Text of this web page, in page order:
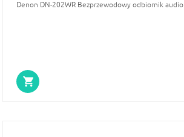
Denon DN-202WR Bezprzewodowy odbiornik audio